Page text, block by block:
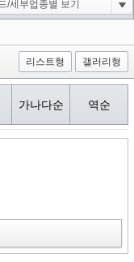
아이콘
리스트형 갤러리형
가나다순 역순